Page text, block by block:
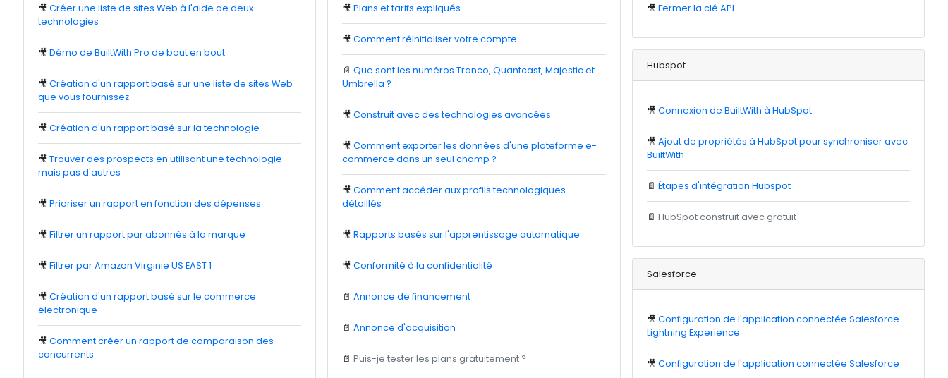
🎥 Créer une liste de sites Web à l'aide de deux
technologies
🎥 Démo de BuiltWith Pro de bout en bout
🎥 Création d'un rapport basé sur une liste de sites Web
que vous fournissez
🎥 Création d'un rapport basé sur la technologie
🎥 Trouver des prospects en utilisant une technologie
mais pas d'autres
🎥 Prioriser un rapport en fonction des dépenses
🎥 Filtrer un rapport par abonnés à la marque
🎥 Filtrer par Amazon Virginie US EAST 1
🎥 Création d'un rapport basé sur le commerce
électronique
🎥 Comment créer un rapport de comparaison des
concurrents
🎥Plans et tarifs expliqués
🎥Comment réinitialiser votre compte
📄Que sont les numéros Tranco, Quantcast, Majestic et
Umbrella ?
🎥Construit avec des technologies avancées
🎥Comment exporter les données d'une plateforme e-
commerce dans un seul champ ?
🎥Comment accéder aux profils technologiques
détaillés
🎥Rapports basés sur l'apprentissage automatique
🎥Conformité à la confidentialité
📄Annonce de financement
📄Annonce d'acquisition
📄Puis-je tester les plans gratuitement ?
🎥 Fermer la clé API
Hubspot
🎥 Connexion de BuiltWith à HubSpot
🎥 Ajout de propriétés à HubSpot pour synchroniser avec
BuiltWith
📄 Étapes d'intégration Hubspot
📄 HubSpot construit avec gratuit
Salesforce
🎥 Configuration de l'application connectée Salesforce
Lightning Experience
🎥 Configuration de l'application connectée Salesforce